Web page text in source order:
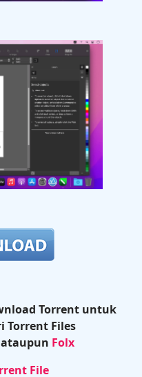
Torrent untuk
Torrent Files
ataupun Folx
File